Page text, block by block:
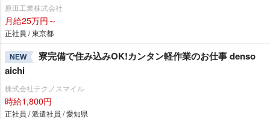
原田工業株式会社
月給25万円～
正社員 / 東京都
NEW
寮完備で住み込みOK!カンタン軽作業のお仕事 denso
aichi
株式会社テクノスマイル
時給1,800円
正社員 / 派遣社員 / 愛知県